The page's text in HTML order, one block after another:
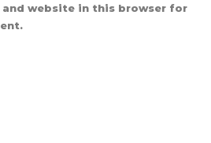
and website in this browser for